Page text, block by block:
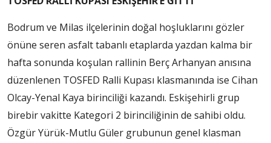
Bodrum ve Milas ilçelerinin doğal hoşluklarını gözler
önüne seren asfalt tabanlı etaplarda yazdan kalma bir
hafta sonunda koşulan rallinin Berç Arhanyan anısına
düzenlenen TOSFED Ralli Kupası klasmanında ise Cihan
Olcay-Yenal Kaya birinciliği kazandı. Eskişehirli grup
birebir vakitte Kategori 2 birinciliğinin de sahibi oldu.
Özgür Yürük-Mutlu Güler grubunun genel klasman